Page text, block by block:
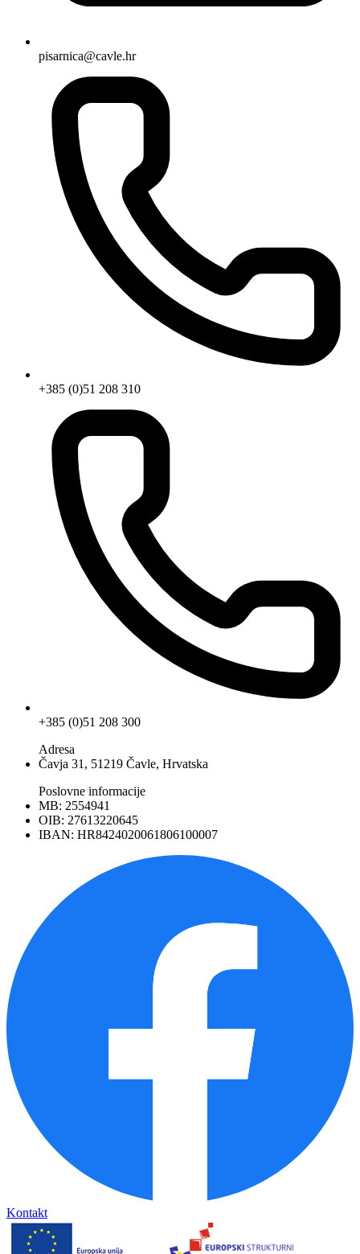
pisarnica@cavle.hr
+385 (0)51 208 310
+385 (0)51 208 300
Adresa
Čavja 31, 51219 Čavle, Hrvatska
Poslovne informacije
MB: 2554941
OIB: 27613220645
IBAN: HR8424020061806100007
Kontakt